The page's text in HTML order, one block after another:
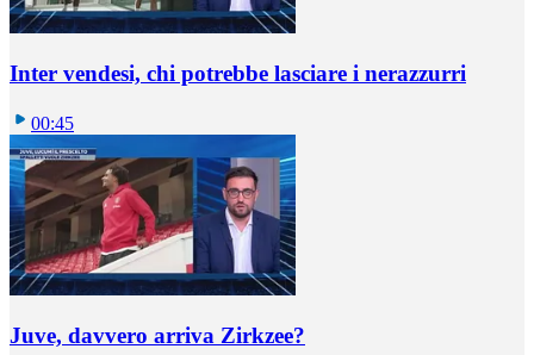
Inter vendesi, chi potrebbe lasciare i nerazzurri
00:45
Juve, davvero arriva Zirkzee?